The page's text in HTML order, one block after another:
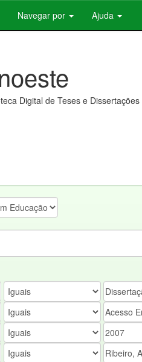
Navegar por Ajuda
Digital de Teses e Dissertações